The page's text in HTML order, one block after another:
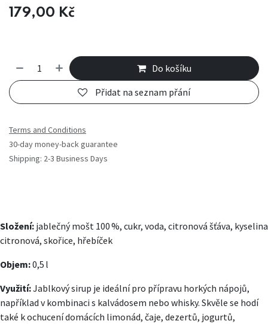
179,00 Kč
Do košíku
Přidat na seznam přání
Terms and Conditions
30-day money-back guarantee
Shipping: 2-3 Business Days
Složení: jablečný mošt 100 %, cukr, voda, citronová šťáva, kyselina
citronová, skořice, hřebíček
Objem:0,5 l
Využití:Jablkový sirup je ideální pro přípravu horkých nápojů,
například v kombinaci s kalvádosem nebo whisky. Skvěle se hodí
také k ochucení domácích limonád, čaje, dezertů, jogurtů,